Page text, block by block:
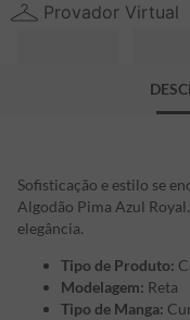
Provador Virtual
Sofisticação e estilo se
Algodão Pima Azul
elegância.
Tipo de Produto:
Modelagem: Reta
Tipo de Manga: